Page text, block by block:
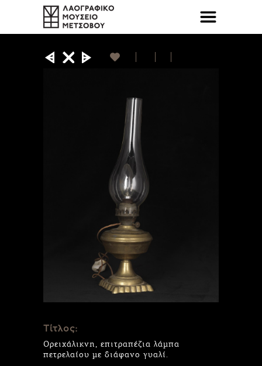
Τίτλος:
Ορειχάλικνη, επιτραπέζια λάμπα
πετρελαίου με διάφανο γυαλί.